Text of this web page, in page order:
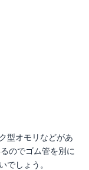
型オモリなどがあ
のでゴム管を別に
でしょう。